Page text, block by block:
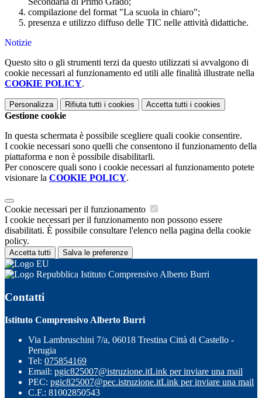
compilazione del format "La scuola in chiaro";
presenza e utilizzo diffuso delle TIC nelle attività didattiche.
Notizie
Questo sito o gli strumenti terzi da questo utilizzati si avvalgono di
cookie necessari al funzionamento ed utili alle finalità illustrate nella
COOKIE POLICY.
Personalizza Rifiuta tutti i cookies Accetta tutti i cookies
Gestione cookie
In questa schermata è possibile scegliere quali cookie consentire.
I cookie necessari sono quelli che consentono il funzionamento della
piattaforma e non è possibile disabilitarli.
Per conoscere quali sono i cookie necessari al funzionamento potete
visionare la COOKIE POLICY.
Cookie necessari per il funzionamento
I cookie necessari per il funzionamento non possono essere
disabilitati. È possibile consultare l'elenco nella pagina della cookie
policy.
Accetta tutti Salva le preferenze
Istituto Comprensivo Alberto Burri
Contatti
Istituto Comprensivo Alberto Burri
Via Lambruschini 7/a, 06018 Trestina Città di Castello -
Perugia
Tel: 075854169
Email: pgic825007@istruzione.itLink per inviare una mail
PEC: pgic825007@pec.istruzione.itLink per inviare una mail
C.F.: 81002850543